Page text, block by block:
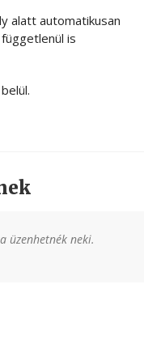
alatt automatikusan
is
üzenhetnék neki.